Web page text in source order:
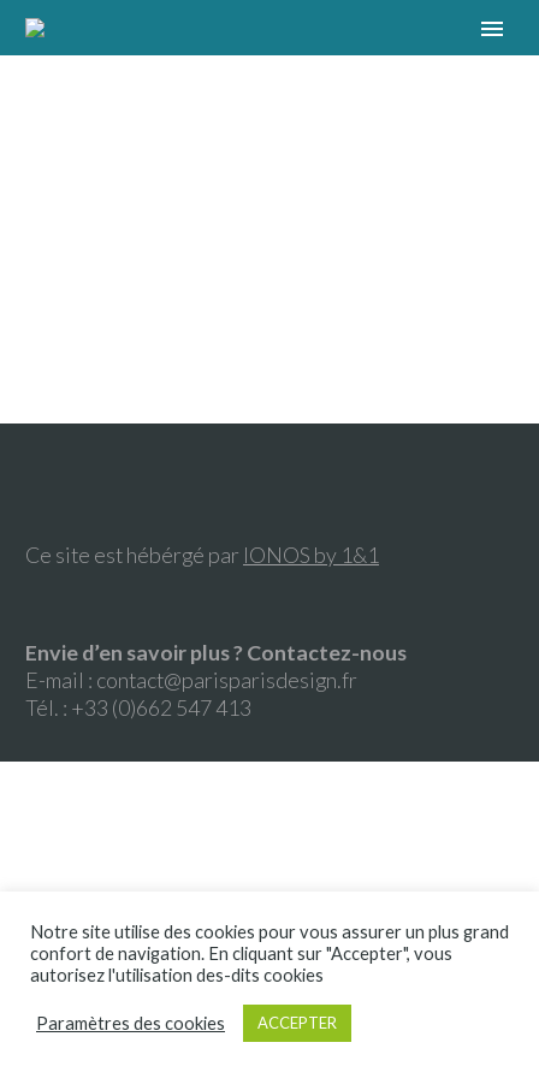
Ce site est hébérgé par IONOS by 1&1
Envie d’en savoir plus ? Contactez-nous
E-mail : contact@parisparisdesign.fr
Tél. : +33 (0)662 547 413
Notre site utilise des cookies pour vous assurer un plus grand
confort de navigation. En cliquant sur "Accepter", vous
autorisez l'utilisation des-dits cookies
Paramètres des cookies ACCEPTER